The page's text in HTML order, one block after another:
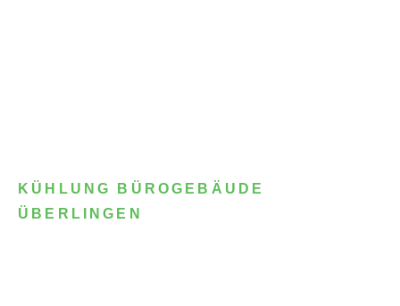
KÜHLUNG BÜROGEBÄUDE
ÜBERLINGEN